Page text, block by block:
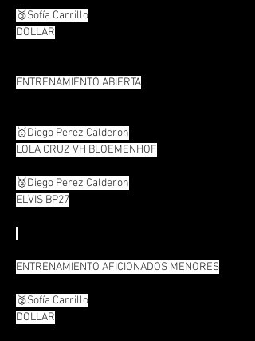
🥉Sofía Carrillo
DOLLAR
ENTRENAMIENTO ABIERTA
🥇Diego Perez Calderon
LOLA CRUZ VH BLOEMENHOF
🥈Diego Perez Calderon
ELVIS BP27
ENTRENAMIENTO AFICIONADOS MENORES
🥈Sofía Carrillo
DOLLAR